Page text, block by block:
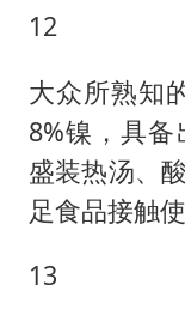
12
大众所熟知
8%镍，具
盛装热汤、
足食品接触
13